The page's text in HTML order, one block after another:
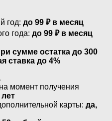
год: до 99 ₽ в месяц
года: до 99 ₽ в месяц
сумме остатка до 300
ставка до 4%
момент получения
лет
карты: да,